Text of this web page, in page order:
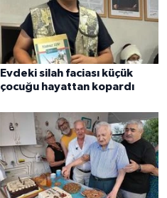
Evdeki silah faciası küçük
çocuğu hayattan kopardı